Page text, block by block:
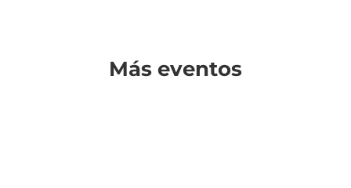
Más eventos